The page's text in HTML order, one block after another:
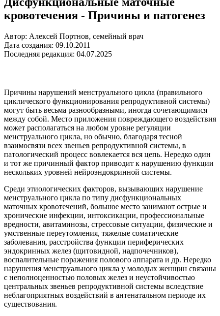
кровотечения - Причины и патогенез
Автор: Алексей Портнов, семейный врач
Дата создания: 09.10.2011
Последняя редакция: 04.07.2025
Причины нарушений менструального цикла (правильного
циклического функционирования репродуктивной системы)
могут быть весьма разнообразными, иногда сочетающимися
между собой. Место приложения повреждающего воздействия
может располагаться на любом уровне регуляции
менструального цикла, но обычно, благодаря тесной
взаимосвязи всех звеньев репродуктивной системы, в
патологический процесс вовлекается вся цепь. Нередко один
и тот же причинный фактор приводит к нарушению функции
нескольких уровней нейроэндокринной системы.
Среди этиологических факторов, вызывающих нарушение
менструального цикла по типу дисфункциональных
маточных кровотечений, большое место занимают острые и
хронические инфекции, интоксикации, профессиональные
вредности, авитаминозы, стрессовые ситуации, физические и
умственные переутомления, тяжелые соматические
заболевания, расстройства функции периферических
эндокринных желез (щитовидной, надпочечников),
воспалительные поражения полового аппарата и др. Нередко
нарушения менструального цикла у молодых женщин связаны
с неполноценностью половых желез и неустойчивостью
центральных звеньев репродуктивной системы вследствие
неблагоприятных воздействий в антенатальном периоде их
существования.